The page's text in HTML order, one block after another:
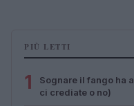
PIÙ LETTI
1
Sognare il fango ha
ci crediate o no)